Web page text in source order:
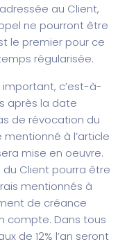
au Client,
ne pourront être
le premier pour ce
régularisée.
c’est-à-
après la date
de révocation du
à l’article
mise en oeuvre.
du Client pourra être
mentionnés à
de créance
compte. Dans tous
de 12% l’an seront